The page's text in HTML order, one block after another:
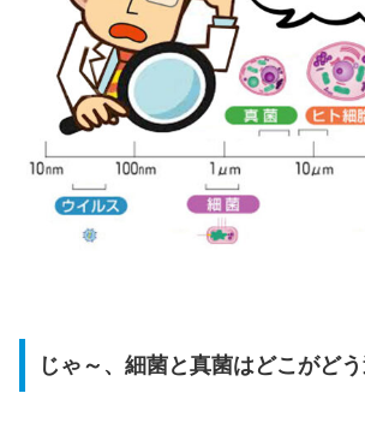
じゃ～、細菌と真菌はどこがど